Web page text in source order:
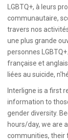
LGBTQ+, à leurs
communautaire,
travers nos
une plus grande
personnes
française et
liées au suicide,
Interligne is a first
information to
gender diversity.
hours/day, we are
communities, their